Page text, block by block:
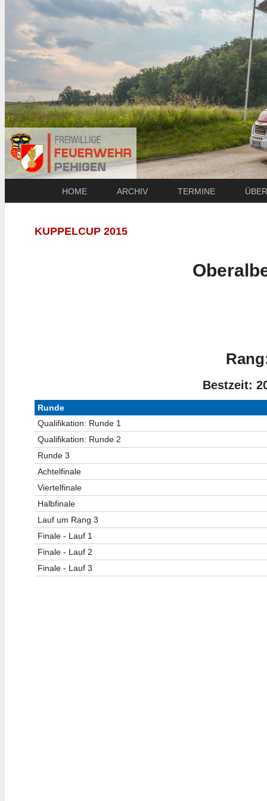
HOME ARCHIV TERMINE
KUPPELCUP 2015
Bestzeit:
Runde
Qualifikation: Runde 1
Qualifikation: Runde 2
Runde 3
Achtelfinale
Viertelfinale
Halbfinale
Lauf um Rang 3
Finale - Lauf 1
Finale - Lauf 2
Finale - Lauf 3